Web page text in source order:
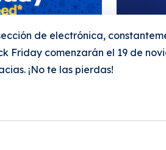
de electrónica,
comenzarán el 19 de
¡No te las pierdas!